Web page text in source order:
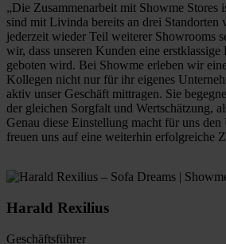
„Die Zusammenarbeit mit Showme Stores
sind mit Livinda bereits an drei Standorten
jederzeit wieder Teil weiterer Showrooms
wir, dass unseren Kunden eine
geboten wird. Bei Showme erleben wir
Kollegen nicht nur für ihr eigenes
aktiv unser Geschäft mittragen. Sie
der gleichen Sorgfalt und Wertschätzung,
Genau diese Einstellung macht für uns
freuen uns auf eine weiterhin erfolgreiche
Harald Rexilius
Geschäftsführer